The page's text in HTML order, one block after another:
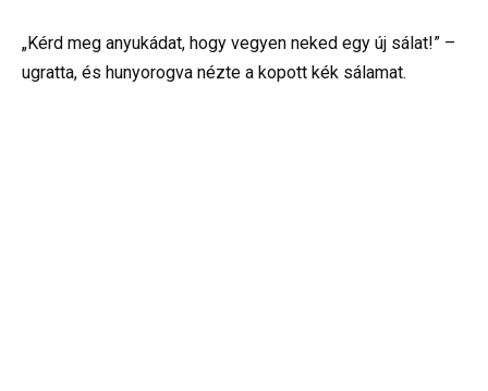
„Kérd meg anyukádat, hogy vegyen neked egy új sálat!” –
ugratta, és hunyorogva nézte a kopott kék sálamat.